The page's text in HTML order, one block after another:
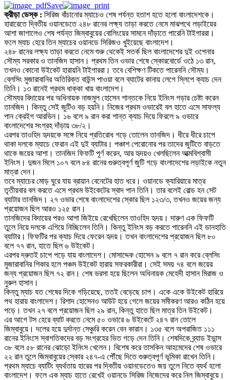
Save
ক্রীড়া ডেস্ক : সিরিজ বাঁচানোর ম্যাচেও শেষ পর্যন্ত হতাশ হতে হলো বাংলাদেশকে।
হারারেতে দ্বিতীয় ওয়ানডেতে ২৪৮ রানের লক্ষ্য তাড়া করতে নেমে মাঝপথে লড়াইয়ের
আশা জাগালেও শেষ পর্যন্ত জিম্বাবুয়ের বোলিংয়ের সামনে দাঁড়াতে পারেনি টাইগাররা।
ফলে ম্যাচ হেরে তিন ম্যাচের ওয়ানডে সিরিজও খুইয়েছে বাংলাদেশ।
২৪৮ রানের লক্ষ্য তাড়া করতে নেমে শুরু থেকেই সতর্ক ছিল বাংলাদেশের দুই ওপেনার
সৌম্য সরকার ও তানজিদ হাসান। প্রথম তিন ওভার শেষে স্কোরবোর্ডে ওঠে ১৩ রান,
তখনও কোনো উইকেট হারায়নি টাইগাররা। তবে বেশিক্ষণ টিকতে পারেননি সৌম্য।
ব্লেসিং মুজারাবানির অতিরিক্ত বাউন্স পাওয়া বলে ব্যাটের কানায় লেগে স্লিপে ক্যাচ দেন
তিনি। ১৩ রানেই প্রথম ধাক্কা খায় বাংলাদেশ।
সৌম্যর বিদায়ের পর অধিনায়ক নাজমুল হোসেন শান্তকে নিয়ে ইনিংস গড়ার চেষ্টা করেন
তানজিদ। কিন্তু সেই জুটিও বড় হয়নি। নিজের প্রথম ওভারেই বল হাতে এসে সাফল্য
পান ক্রেইগ আরভিন। ১৬ বলে ৯ রান করা শান্ত ক্যাচ দিয়ে ফিরলে ৯ ওভারে
বাংলাদেশের সংগ্রহ দাঁড়ায় ৩৮/২।
এরপর তাওহিদ হৃদয়কে সঙ্গে নিয়ে প্রতিরোধ গড়ে তোলেন তানজিদ। ধীরে ধীরে চাপে
থাকা দলকে ম্যাচে ফেরান এই দুই ব্যাটার। পঞ্চাশ পেরোনোর পর তাদের জুটিতে বাড়তে
থাকে জয়ের আশা। তানজিদ ফিফটি পূর্ণ করেন, আর হৃদয়ও খেলছিলেন আত্মবিশ্বাসী
ইনিংস। দুজন মিলে ১০৭ বলে ৮৪ রানের গুরুত্বপূর্ণ জুটি গড়ে বাংলাদেশের লড়াইকে নতুন
মাত্রা দেন।
তবে ম্যাচের মোড় ঘুরে যায় ব্রায়ান বেনেটের হাত ধরে। ওয়ানডে ক্যারিয়ারে মাত্র
তৃতীয়বার বল করতে এসে প্রথম উইকেটের স্বাদ পান তিনি। তার বলেই বোল্ড হন সেট
ব্যাটার তানজিদ। ২৭ ওভার শেষে বাংলাদেশের স্কোর ছিল ১২৩/৩, তখনও জয়ের জন্য
প্রয়োজন ছিল আরও ১২৫ রান।
তানজিদের বিদায়ের পরও আশা জিইয়ে রেখেছিলেন তাওহিদ হৃদয়। দারুণ এক ফিফটি
তুলে নিয়ে দলকে এগিয়ে নিচ্ছিলেন তিনি। কিন্তু ইনিংস বড় করতে পারেননি এই ডানহাতি
ব্যাটার। ফিফটির পর ক্যাচ দিয়ে ফেরেন হৃদয়। তখন বাংলাদেশের প্রয়োজন ছিল ৮০
বলে ৭৭ রান, হাতে ছিল ৬ উইকেট।
এরপর দ্রুতই চাপে পড়ে যায় বাংলাদেশ। মোসাদ্দেক হোসেন ৯ বলে ৭ রান করে ব্লেসিং
মুজারাবানির শিকার হলে পঞ্চম উইকেট হারায় সফরকারীরা। সেই সময় ৭৪ বলে জয়ের
জন্য প্রয়োজন ছিল ৭২ রান। শেষ ভরসা হয়ে ছিলেন অধিনায়ক মেহেদী হাসান মিরাজ ও
নুরুল হাসান।
কিন্তু ম্যাচ যত শেষের দিকে গড়িয়েছে, ততই বেড়েছে চাপ। একে একে উইকেট হারিয়ে
পথ হারায় বাংলাদেশ। রিশাদ হোসেনও আউট হয়ে গেলে জয়ের সমীকরণ আরও কঠিন হয়ে
পড়ে। তখন ২৭ বলে প্রয়োজন ছিল ২৯ রান, কিন্তু হাতে ছিল মাত্র তিন উইকেট।
এর আগে টস হেরে ব্যাট করতে নেমে ৫০ ওভারে ৬ উইকেটে ২৪৭ রান তোলে
জিম্বাবুয়ে। দলের হয়ে দুর্দান্ত সেঞ্চুরি করেন বেন কারান। ১৩৫ বলে অপরাজিত ১১১
রানের ইনিংসে স্বাগতিকদের বড় সংগ্রহের ভিত গড়ে দেন তিনি। শেষদিকে ব্র্যাড ইভান্স
৩৮ বলে ৫৮ রানের ঝোড়ো ইনিংস খেলেন। বিশেষ করে তাসকিন আহমেদের শেষ ওভারে
২২ রান তুলে জিম্বাবুয়ের স্কোর ২৪৭-এ পৌঁছে দিতে গুরুত্বপূর্ণ ভূমিকা রাখেন তিনি।
প্রথম ম্যাচে ব্যাটিং ব্যর্থতায় হারের পর দ্বিতীয় ওয়ানডেতেও জয় তুলে নিতে ব্যর্থ হলো
বাংলাদেশ। ফলে এক ম্যাচ হাতে রেখেই ওয়ানডে সিরিজ নিজেদের করে নিল জিম্বাবুয়ে।